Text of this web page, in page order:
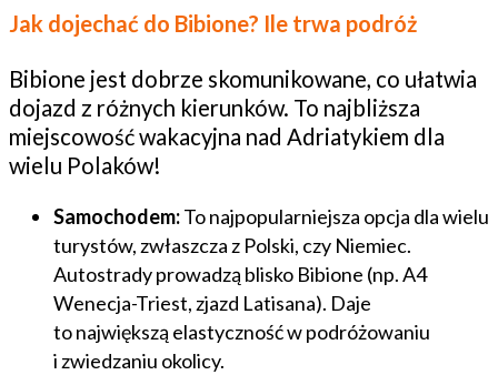
Jak dojechać do Bibione? Ile trwa podróż
Bibione jest dobrze skomunikowane, co ułatwia
dojazd z różnych kierunków. To najbliższa
miejscowość wakacyjna nad Adriatykiem dla
wielu Polaków!
Samochodem:To najpopularniejsza opcja dla wielu
turystów, zwłaszcza z Polski, czy Niemiec.
Autostrady prowadzą blisko Bibione (np. A4
Wenecja-Triest, zjazd Latisana). Daje
to największą elastyczność w podróżowaniu
i zwiedzaniu okolicy.